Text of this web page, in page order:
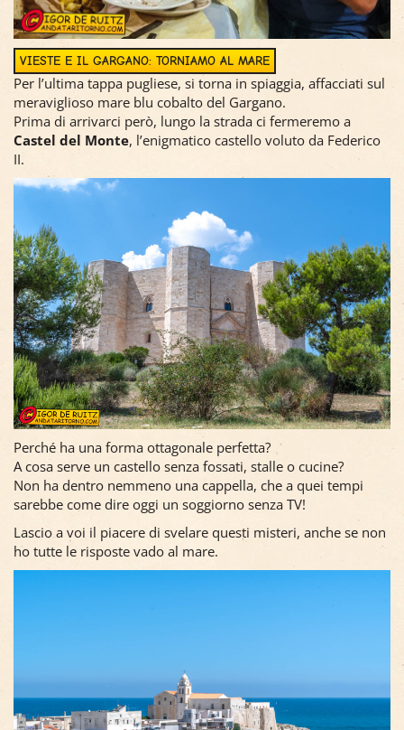
VIESTE E IL GARGANO: TORNIAMO AL MARE
Per l’ultima tappa pugliese, si torna in spiaggia, affacciati sul
meraviglioso mare blu cobalto del Gargano.
Prima di arrivarci però, lungo la strada ci fermeremo a
Castel del Monte, l’enigmatico castello voluto da Federico
II.
Perché ha una forma ottagonale perfetta?
A cosa serve un castello senza fossati, stalle o cucine?
Non ha dentro nemmeno una cappella, che a quei tempi
sarebbe come dire oggi un soggiorno senza TV!
Lascio a voi il piacere di svelare questi misteri, anche se non
ho tutte le risposte vado al mare.